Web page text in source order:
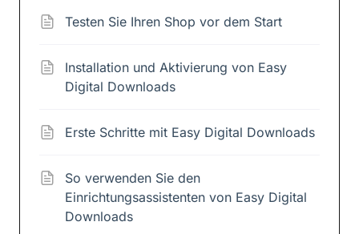
Testen Sie Ihren Shop vor dem Start
Installation und Aktivierung von Easy
Digital Downloads
Erste Schritte mit Easy Digital Downloads
So verwenden Sie den
Einrichtungsassistenten von Easy Digital
Downloads